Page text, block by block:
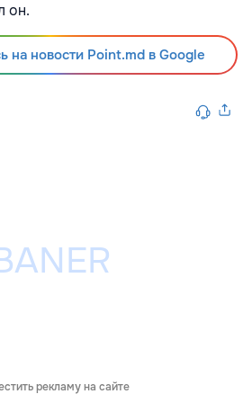
он.
на новости Point.md в Google
рекламу на сайте